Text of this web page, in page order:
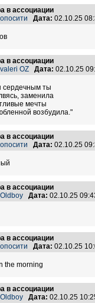
в ассоциации
опосити Дата: 02.10.25
в ассоциации
valeri OZ Дата: 02.10.25
сердечным ты
заменила
мечты
возбудила."
в ассоциации
опосити Дата: 02.10.25
в ассоциации
Oldboy Дата: 02.10.25
в ассоциации
опосити Дата: 02.10.25
the morning
в ассоциации
Oldboy Дата: 02.10.25